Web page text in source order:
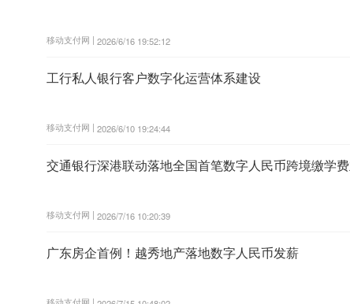
移动支付网 | 2026/6/16 19:52:12
工行私人银行客户数字化运营体系建设
移动支付网 | 2026/6/10 19:24:44
交通银行深港联动落地全国首笔数字人民币跨境缴学
移动支付网 | 2026/7/16 10:20:39
广东房企首例！越秀地产落地数字人民币发薪
移动支付网 |